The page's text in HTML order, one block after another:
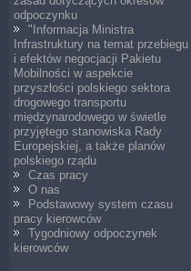
odpoczynku
"Informacja Ministra
Infrastruktury na temat przebiegu
i efektów negocjacji Pakietu
Mobilności w aspekcie
przyszłości polskiego sektora
drogowego transportu
międzynarodowego w świetle
przyjętego stanowiska Rady
Europejskiej, a także planów
polskiego rządu
Czas pracy
O nas
Podstawowy system czasu
pracy kierowców
Tygodniowy odpoczynek
kierowców